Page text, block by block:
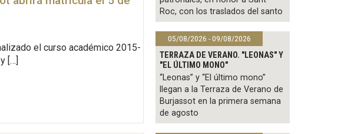
el curso académico 2015-
[…]
Roc, con los traslados del santo
05/08/2026 - 09/08/2026
TERRAZA DE VERANO. "LEONAS" Y
"EL ÚLTIMO MONO"
“Leonas” y “El último mono”
llegan a la Terraza de Verano de
Burjassot en la primera semana
de agosto